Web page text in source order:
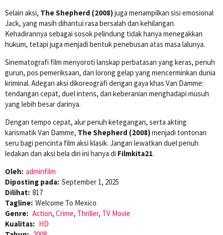
Selain aksi, The Shepherd (2008)juga menampilkan sisi emosional
Jack, yang masih dihantui rasa bersalah dan kehilangan.
Kehadirannya sebagai sosok pelindung tidak hanya menegakkan
hukum, tetapi juga menjadi bentuk penebusan atas masa lalunya.
Sinematografi film menyoroti lanskap perbatasan yang keras, penuh
gurun, pos pemeriksaan, dan lorong gelap yang mencerminkan dunia
kriminal. Adegan aksi dikoreografi dengan gaya khas Van Damme:
tendangan cepat, duel intens, dan keberanian menghadapi musuh
yang lebih besar darinya.
Dengan tempo cepat, alur penuh ketegangan, serta akting
karismatik Van Damme, The Shepherd (2008)menjadi tontonan
seru bagi pencinta film aksi klasik. Jangan lewatkan duel penuh
ledakan dan aksi bela diri ini hanya di Filmkita21.
Oleh: adminfilm
Diposting pada: September 1, 2025
Dilihat: 817
Tagline: Welcome To Mexico
Genre: Action, Crime, Thriller, TV Movie
Kualitas: HD